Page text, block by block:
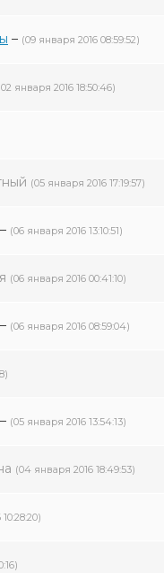
– (09 января 2016 08:59:52)
января 2016 18:50:46)
(05 января 2016 17:19:57)
– (06 января 2016 13:10:51)
(06 января 2016 00:41:10)
– (06 января 2016 08:59:04)
– (05 января 2016 13:54:13)
(04 января 2016 18:49:53)